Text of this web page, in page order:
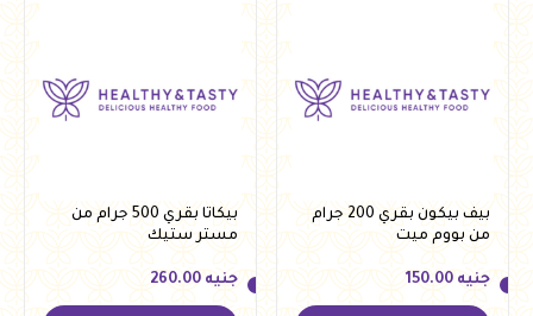
بيف بيكون بقري 200 جرام
من بووم ميت
جنيه 150.00
بيكاتا بقري 500 جرام من
مستر ستيك
جنيه 260.00